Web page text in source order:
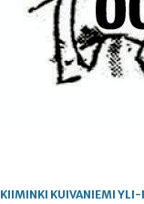
KIIMINKI KUIVANIEMI YLI-